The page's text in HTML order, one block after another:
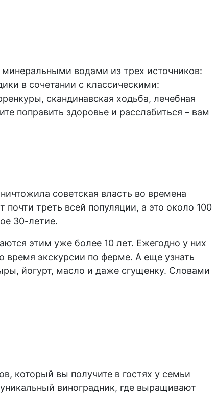
водами из трех источников:
в сочетании с классическими:
скандинавская ходьба, лечебная
поправить здоровье и расслабиться – вам
советская власть во времена
треть всей популяции, а это около 100
30-летие.
этим уже более 10 лет. Ежегодно у них
время экскурсии по ферме. А еще узнать
йогурт, масло и даже сгущенку. Словами
который вы получите в гостях у семьи
виноградник, где выращивают